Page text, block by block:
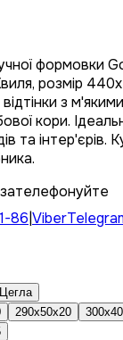
формовки
розмір
з
кори.
та інтер'єрів.
86 Viber
Цегла
290x50x20